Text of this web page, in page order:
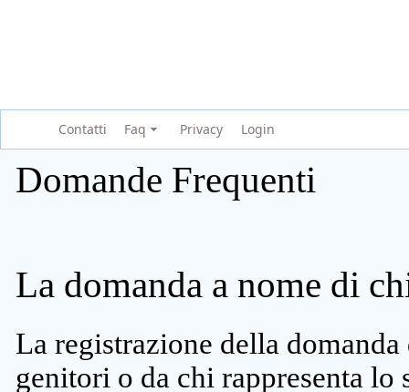
Contatti Faq Privacy Login
Domande Frequenti
La domanda a nome di
La registrazione della
genitori o da chi rappresenta lo